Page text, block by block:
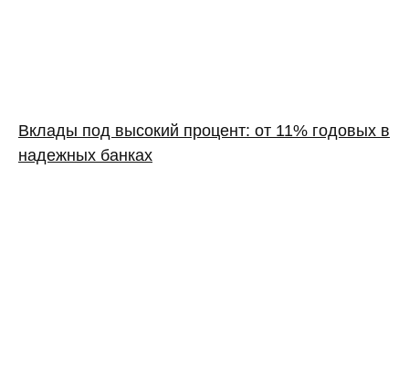
Вклады под высокий процент: от 11% годовых в
надежных банках